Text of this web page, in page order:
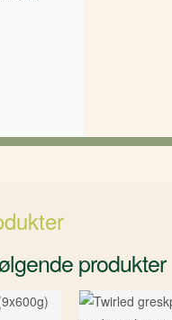
produkter